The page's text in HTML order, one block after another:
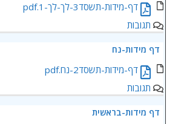
דף-מידות-תשסד3-לך-לך-1.pdf
תגובות
דף מידות-נח
דף-מידות-תשסד2-נח.pdf
תגובות
דף מידות-בראשית